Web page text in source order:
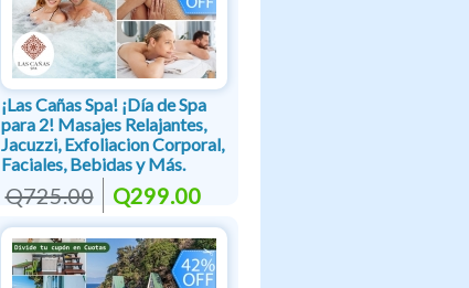
¡Las Cañas Spa! ¡Día de Spa
para 2! Masajes Relajantes,
Jacuzzi, Exfoliacion Corporal,
Faciales, Bebidas y Más.
Q725.00 Q299.00